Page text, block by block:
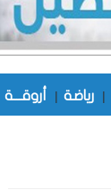
| رياضة | أروقـــة